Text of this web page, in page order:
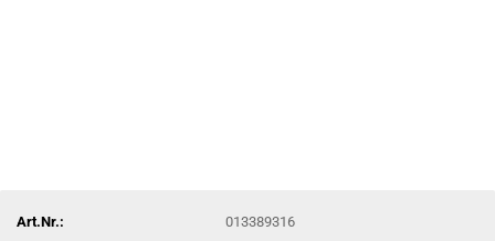
Art.Nr.:
013389316